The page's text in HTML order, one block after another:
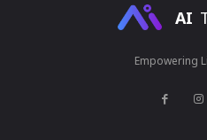
AI
Empowering